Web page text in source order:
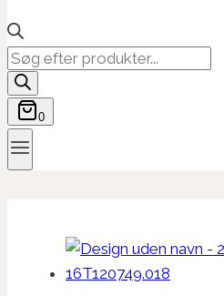
Products
search
0